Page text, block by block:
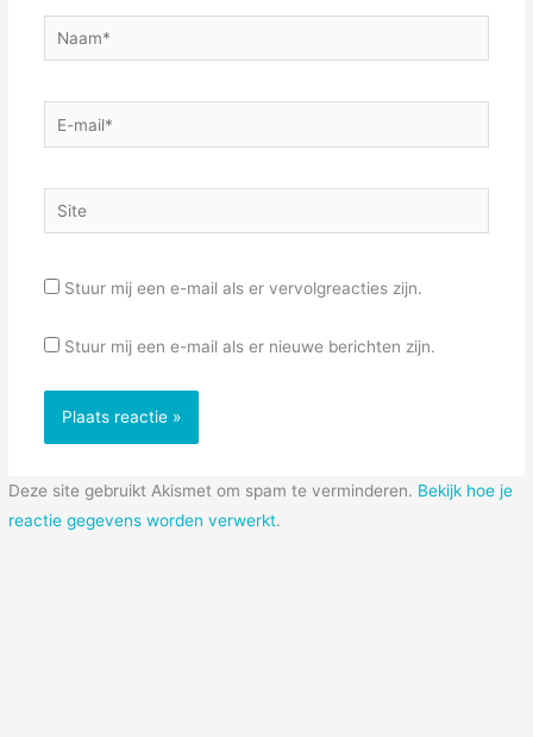
Naam*
E-
mail*
Site
Stuur mij een e-mail als er vervolgreacties zijn.
Stuur mij een e-mail als er nieuwe berichten zijn.
Deze site gebruikt Akismet om spam te verminderen. Bekijk hoe je
reactie gegevens worden verwerkt.